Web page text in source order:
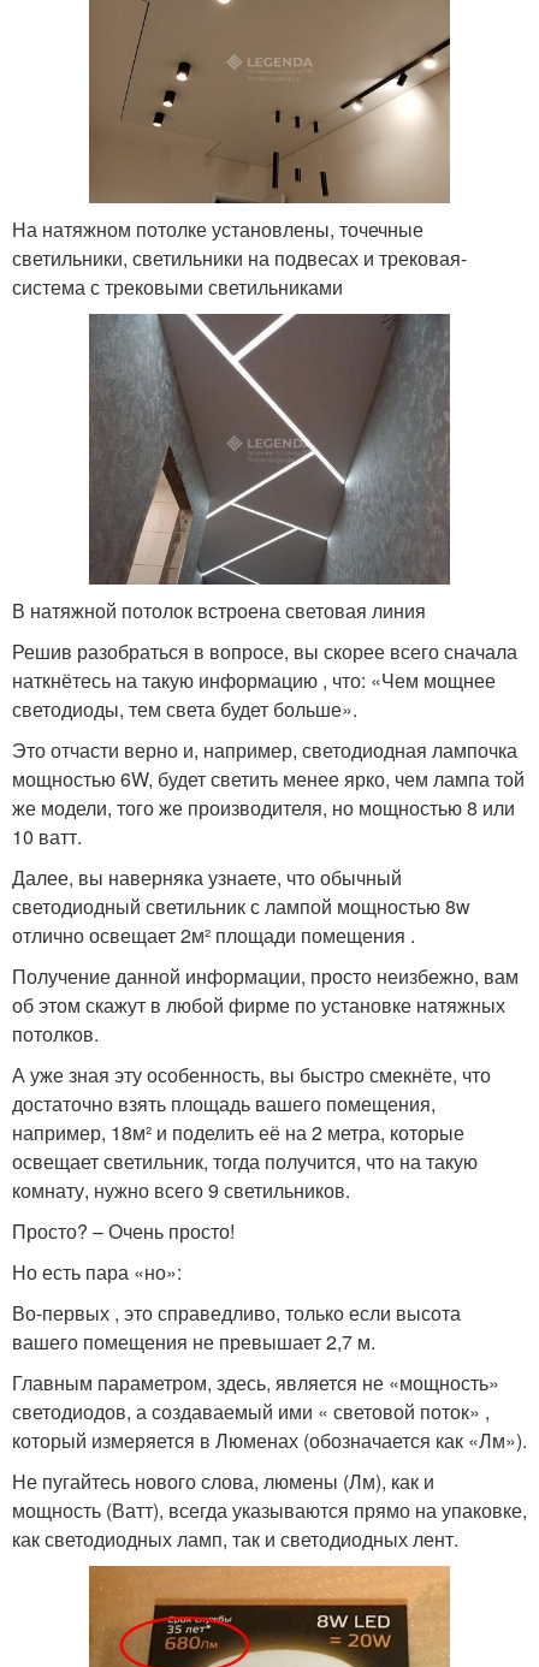
На натяжном потолке установлены, точечные
светильники, светильники на подвесах и трековая-
система с трековыми светильниками
В натяжной потолок встроена световая линия
Решив разобраться в вопросе, вы скорее всего сначала
наткнётесь на такую информацию , что: «Чем мощнее
светодиоды, тем света будет больше».
Это отчасти верно и, например, светодиодная лампочка
мощностью 6W, будет светить менее ярко, чем лампа той
же модели, того же производителя, но мощностью 8 или
10 ватт.
Далее, вы наверняка узнаете, что обычный
светодиодный светильник с лампой мощностью 8w
отлично освещает 2м² площади помещения .
Получение данной информации, просто неизбежно, вам
об этом скажут в любой фирме по установке натяжных
потолков.
А уже зная эту особенность, вы быстро смекнёте, что
достаточно взять площадь вашего помещения,
например, 18м² и поделить её на 2 метра, которые
освещает светильник, тогда получится, что на такую
комнату, нужно всего 9 светильников.
Просто? – Очень просто!
Но есть пара «но»:
Во-первых , это справедливо, только если высота
вашего помещения не превышает 2,7 м.
Главным параметром, здесь, является не «мощность»
светодиодов, а создаваемый ими « световой поток» ,
который измеряется в Люменах (обозначается как «Лм»).
Не пугайтесь нового слова, люмены (Лм), как и
мощность (Ватт), всегда указываются прямо на упаковке,
как светодиодных ламп, так и светодиодных лент.